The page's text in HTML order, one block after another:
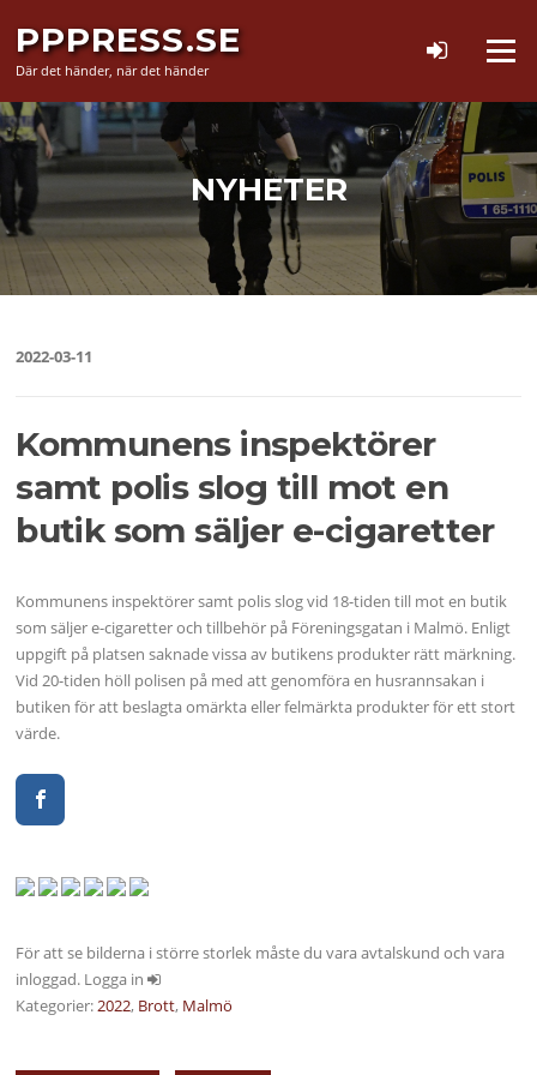
innehåll
PPPRESS.SE
Där det händer, när det händer
Meny
NYHETER
2022-03-11
Kommunens inspektörer
samt polis slog till mot en
butik som säljer e-cigaretter
Kommunens inspektörer samt polis slog vid 18-tiden till mot en butik
som säljer e-cigaretter och tillbehör på Föreningsgatan i Malmö. Enligt
uppgift på platsen saknade vissa av butikens produkter rätt märkning.
Vid 20-tiden höll polisen på med att genomföra en husrannsakan i
butiken för att beslagta omärkta eller felmärkta produkter för ett stort
värde.
För att se bilderna i större storlek måste du vara avtalskund och vara
inloggad. Logga in
Kategorier:2022, Brott, Malmö